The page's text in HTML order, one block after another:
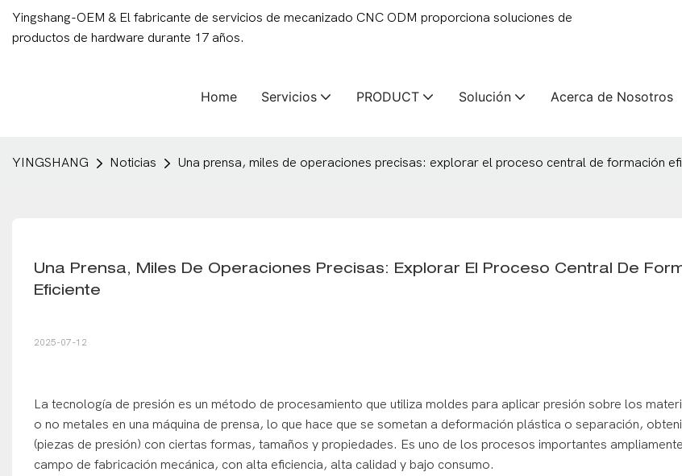
Yingshang-OEM & El fabricante de servicios de mecanizado CNC ODM proporciona soluciones de
productos de hardware durante 17 años.
Home Servicios PRODUCT Solución Acerca de Nosotros
YINGSHANG Noticias Una prensa, miles de operaciones precisas: explorar el proceso central de formación
Una Prensa, Miles De Operaciones Precisas: Explorar El Proceso Central De
Eficiente
2025-07-12
La tecnología de presión es un método de procesamiento que utiliza moldes para aplicar presión sobre los
o no metales en una máquina de prensa, lo que hace que se sometan a deformación plástica o separación,
(piezas de presión) con ciertas formas, tamaños y propiedades. Es uno de los procesos importantes
campo de fabricación mecánica, con alta eficiencia, alta calidad y bajo consumo.